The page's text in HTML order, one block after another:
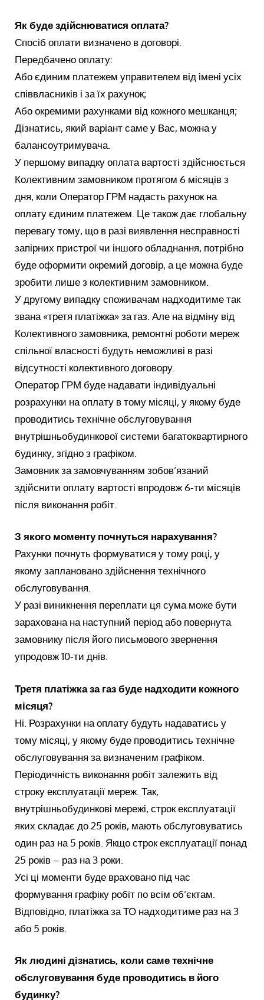
Як буде здійснюватися оплата?
Спосіб оплати визначено в договорі.
Передбачено оплату:
Або єдиним платежем управителем від імені усіх
співвласників і за їх рахунок;
Або окремими рахунками від кожного мешканця;
Дізнатись, який варіант саме у Вас, можна у
балансоутримувача.
У першому випадку оплата вартості здійснюється
Колективним замовником протягом 6 місяців з
дня, коли Оператор ГРМ надасть рахунок на
оплату єдиним платежем. Це також дає глобальну
перевагу тому, що в разі виявлення несправності
запірних пристрої чи іншого обладнання, потрібно
буде оформити окремий договір, а це можна буде
зробити лише з колективним замовником.
У другому випадку споживачам надходитиме так
звана «третя платіжка» за газ. Але на відміну від
Колективного замовника, ремонтні роботи мереж
спільної власності будуть неможливі в разі
відсутності колективного договору.
Оператор ГРМ буде надавати індивідуальні
розрахунки на оплату в тому місяці, у якому буде
проводитись технічне обслуговування
внутрішньобудинкової системи багатоквартирного
будинку, згідно з графіком.
Замовник за замовчуванням зобов’язаний
здійснити оплату вартості впродовж 6-ти місяців
після виконання робіт.
З якого моменту почнуться нарахування?
Рахунки почнуть формуватися у тому році, у
якому заплановано здійснення технічного
обслуговування.
У разі виникнення переплати ця сума може бути
зарахована на наступний період або повернута
замовнику після його письмового звернення
упродовж 10-ти днів.
Третя платіжка за газ буде надходити кожного
місяця?
Ні. Розрахунки на оплату будуть надаватись у
тому місяці, у якому буде проводитись технічне
обслуговування за визначеним графіком.
Періодичність виконання робіт залежить від
строку експлуатації мереж. Так,
внутрішньобудинкові мережі, строк експлуатації
яких складає до 25 років, мають обслуговуватись
один раз на 5 років. Якщо строк експлуатації понад
25 років – раз на 3 роки.
Усі ці моменти буде враховано під час
формування графіку робіт по всім об’єктам.
Відповідно, платіжка за ТО надходитиме раз на 3
або 5 років.
Як людині дізнатись, коли саме технічне
обслуговування буде проводитись в його
будинку?